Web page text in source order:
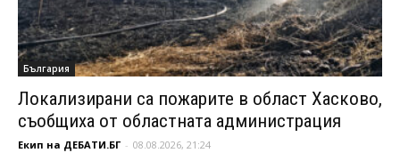
България
Локализирани са пожарите в област Хасково,
съобщиха от областната администрация
Екип на ДЕБАТИ.БГ - 08.08.2026, 21:24